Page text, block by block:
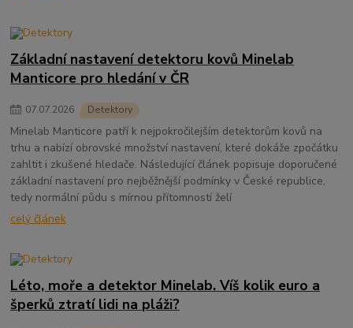
Základní nastavení detektoru kovů Minelab
Manticore pro hledání v ČR
07.07.2026 Detektory
Minelab Manticore patří k nejpokročilejším detektorům kovů na
trhu a nabízí obrovské množství nastavení, které dokáže zpočátku
zahltit i zkušené hledače. Následující článek popisuje doporučené
základní nastavení pro nejběžnější podmínky v České republice,
tedy normální půdu s mírnou přítomností želí
celý článek
Léto, moře a detektor Minelab. Víš kolik euro a
šperků ztratí lidi na pláži?